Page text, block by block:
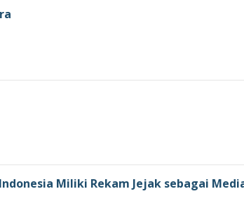
Miliki Rekam Jejak sebagai